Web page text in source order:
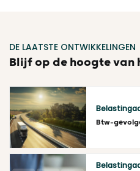
DE LAATSTE ONTWIKKELINGEN
Blijf op de hoogte van
Lees meer
Btw-